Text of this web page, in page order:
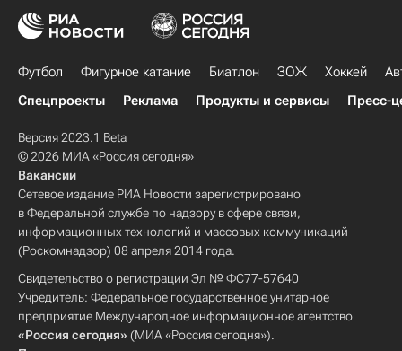
Футбол Фигурное катание Биатлон ЗОЖ Хоккей
Спецпроекты
Реклама Продукты и сервисы Пресс-
Версия 2023.1 Beta
© 2026 МИА «Россия сегодня»
Вакансии
Сетевое издание РИА Новости зарегистрировано
в Федеральной службе по надзору в сфере связи,
информационных технологий и массовых коммуникаций
(Роскомнадзор) 08 апреля 2014 года.
Свидетельство о регистрации Эл № ФС77-57640
Учредитель: Федеральное государственное унитарное
предприятие Международное информационное агентство
«Россия сегодня» (МИА «Россия сегодня»).